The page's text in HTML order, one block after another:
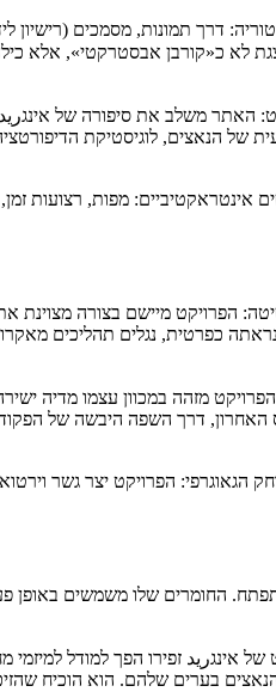
דרך תמונות, מסמכים (רישיון
לא כ«קורבן אבסטרקטי», אלא
של הנאצים, לוגיסטיקת
אינטראקטיביים: מפות, רצועות
הפרויקט מיישם בצורה מצוינת
כפרטית, נגלים תהליכים
מזהה במכוון עצמו מדיה
האחרון, דרך השפה היבשה של
הגאוגרפי: הפרויקט יצר גשר
החומרים שלו משמשים באופן
של אינגريد זפירו הפך למודל
בערים שלהם. הוא הוכיח